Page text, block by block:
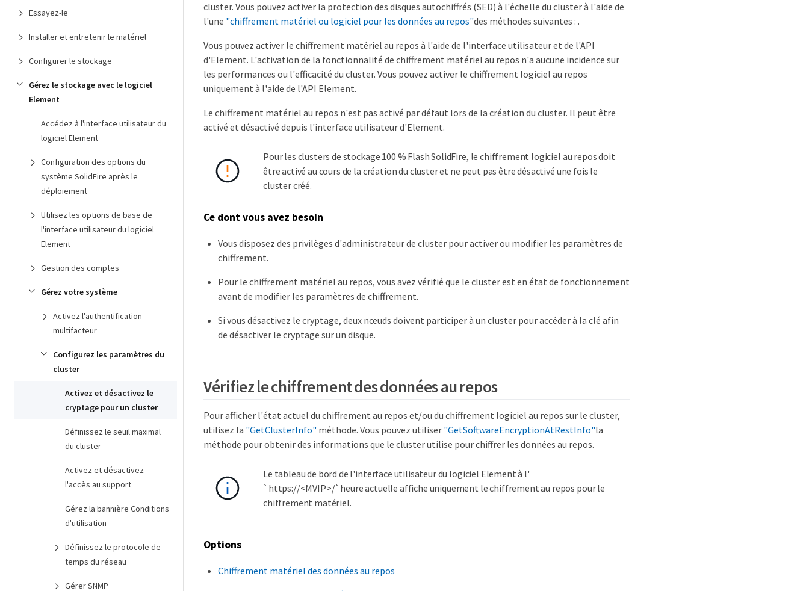
Essayez-le
Installer et entretenir le matériel
Configurer le stockage
Gérez le stockage avec le logiciel
Element
Accédez à l'interface utilisateur du
logiciel Element
Configuration des options du
système SolidFire après le
déploiement
Utilisez les options de base de
l'interface utilisateur du logiciel
Element
Gestion des comptes
Gérez votre système
Activez l'authentification
multifacteur
Configurez les paramètres du
cluster
Activez et désactivez le
cryptage pour un cluster
Définissez le seuil maximal
du cluster
Activez et désactivez
l'accès au support
Gérez la bannière Conditions
d'utilisation
Définissez le protocole de
temps du réseau
Gérer SNMP
cluster. Vous pouvez activer la protection des disques autochiffrés (SED) à l'échelle du cluster à l'aide de
l'une "chiffrement matériel ou logiciel pour les données au repos"des méthodes suivantes : .
Vous pouvez activer le chiffrement matériel au repos à l'aide de l'interface utilisateur et de l'API
d'Element. L'activation de la fonctionnalité de chiffrement matériel au repos n'a aucune incidence sur
les performances ou l'efficacité du cluster. Vous pouvez activer le chiffrement logiciel au repos
uniquement à l'aide de l'API Element.
Le chiffrement matériel au repos n'est pas activé par défaut lors de la création du cluster. Il peut être
activé et désactivé depuis l'interface utilisateur d'Element.
Pour les clusters de stockage 100 % Flash SolidFire, le chiffrement logiciel au repos doit
être activé au cours de la création du cluster et ne peut pas être désactivé une fois le
cluster créé.
Ce dont vous avez besoin
Vous disposez des privilèges d'administrateur de cluster pour activer ou modifier les paramètres de
chiffrement.
Pour le chiffrement matériel au repos, vous avez vérifié que le cluster est en état de fonctionnement
avant de modifier les paramètres de chiffrement.
Si vous désactivez le cryptage, deux nœuds doivent participer à un cluster pour accéder à la clé afin
de désactiver le cryptage sur un disque.
Vérifiez le chiffrement des données au repos
Pour afficher l'état actuel du chiffrement au repos et/ou du chiffrement logiciel au repos sur le cluster,
utilisez la "GetClusterInfo" méthode. Vous pouvez utiliser "GetSoftwareEncryptionAtRestInfo"la
méthode pour obtenir des informations que le cluster utilise pour chiffrer les données au repos.
Le tableau de bord de l'interface utilisateur du logiciel Element à l'
`https://<MVIP>/`heure actuelle affiche uniquement le chiffrement au repos pour le
chiffrement matériel.
Options
Chiffrement matériel des données au repos